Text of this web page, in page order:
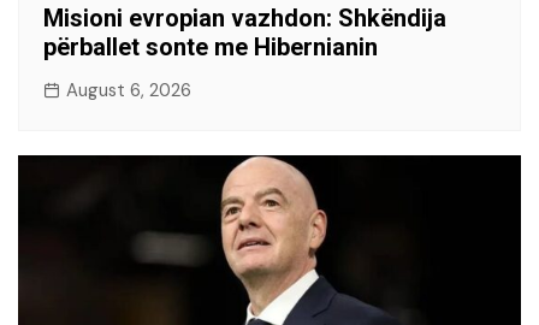
Misioni evropian vazhdon: Shkëndija
përballet sonte me Hibernianin
August 6, 2026